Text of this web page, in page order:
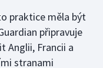
praktice měla být
připravuje
Anglii, Francii a
stranami